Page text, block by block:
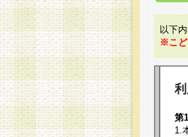
以下
※こど
第
1.